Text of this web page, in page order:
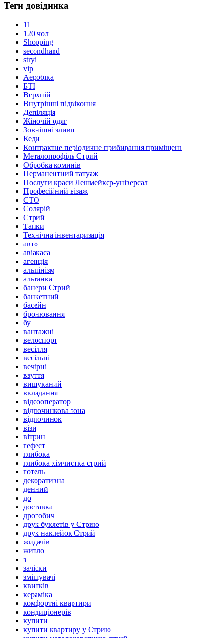
Теги довідника
11
120 чол
Shopping
secondhand
stryi
vip
Аеробіка
БТІ
Верхній
Внутрішні підвіконня
Депіляція
Жіночій одяг
Зовнішні зливи
Кеди
Контрактне періодичне прибирання приміщень
Металопрофіль Стрий
Обробка коминів
Перманентний татуаж
Послуги краси Лешмейкер-універсал
Професійний візаж
СТО
Солярій
Стрий
Тапки
Технічна інвентаризація
авто
авіакаса
агенція
альпінізм
альтанка
банери Стрий
банкетний
басейн
бронювання
бу
вантажні
велоспорт
весілля
весільні
вечірні
взуття
вишуканий
вкладання
відеооператор
відпочинкова зона
відпочинок
візи
вітрин
гефест
глибока
глибока хімчистка стрий
готель
декоративна
денний
до
доставка
дрогобич
друк буклетів у Стрию
друк наклейок Стрий
жидачів
житло
з
зачіски
змішувачі
квитків
кераміка
комфортні квартири
кондиціонерів
купити
купити квартиру у Стрию